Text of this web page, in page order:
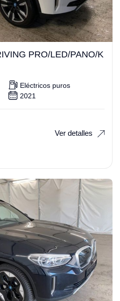
PRO/LED/PANO/K
Eléctricos puros
2021
Ver detalles